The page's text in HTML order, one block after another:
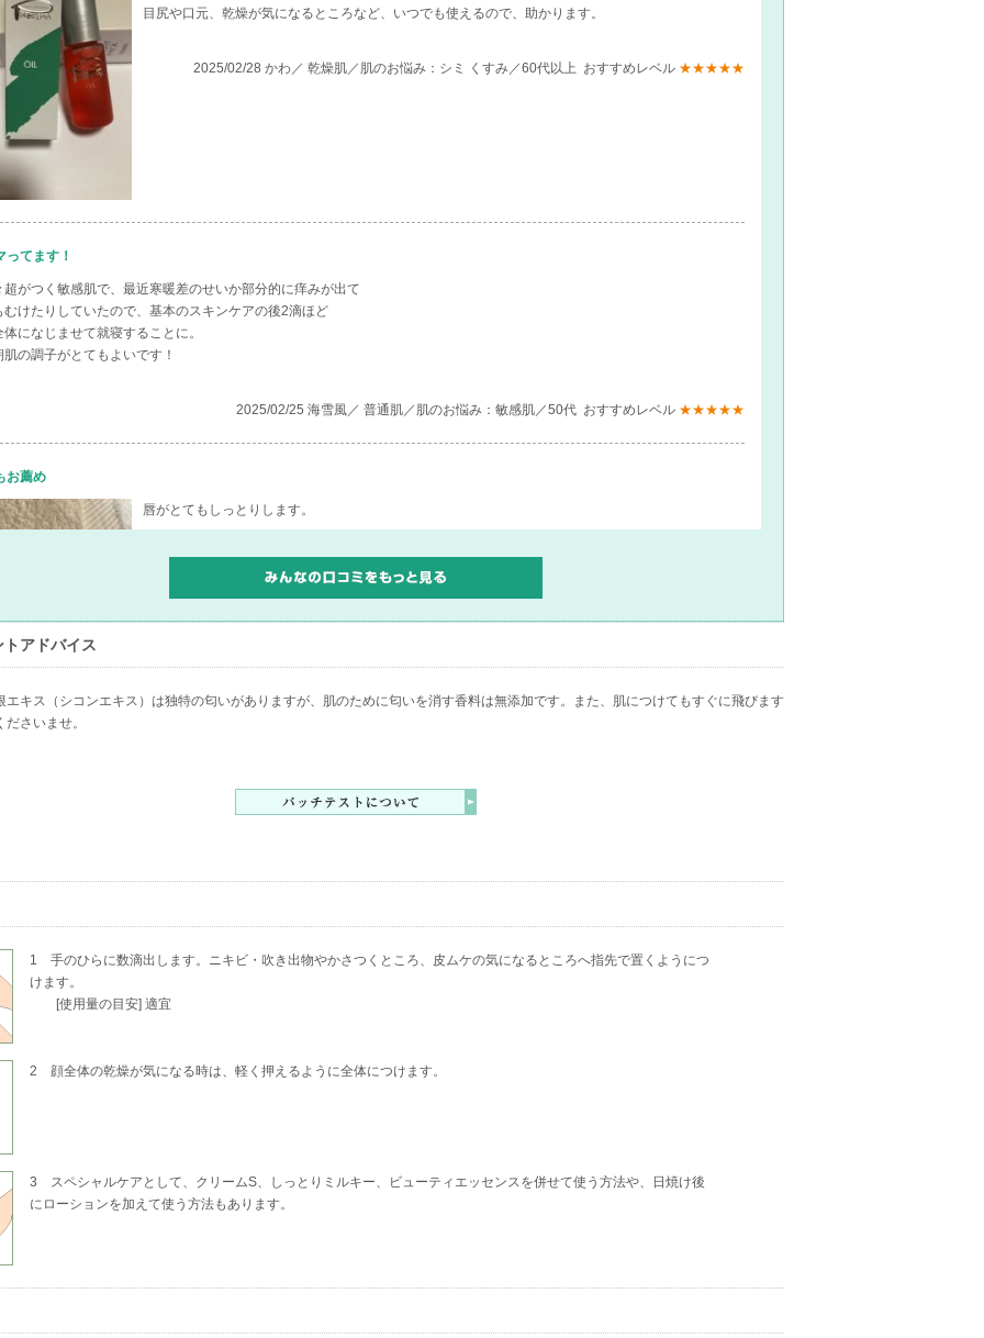
目尻や口元、乾燥が気になるところなど、いつでも使えるので、助かります。
2025/02/28 かわ／ 乾燥肌／肌のお悩み：シミ くすみ／60代以上 おすすめレベル ★★★★★
ってます！
超がつく敏感肌で、最近寒暖差のせいか部分的に痒みが出て
むけたりしていたので、基本のスキンケアの後2滴ほど
体になじませて就寝することに。
肌の調子がとてもよいです！
2025/02/25 海雪風／ 普通肌／肌のお悩み：敏感肌／50代 おすすめレベル ★★★★★
お薦め
唇がとてもしっとりします。
の味方
日の状態に合わせて、ピンポイントで使ったり、
体に使ったりしています。
ビの炎症が抑えられて、早く落ち着くような気がします。
が落ち着きます
ビ、吹き出物がある時に、洗顔後チョンチョンとつけると、
で落ち着きます！
すごい！！と思ってしまいます！
トアドバイス
キス（シコンエキス）は独特の匂いがありますが、肌のために匂いを消す香料は無添加です。また、肌につけてもすぐに飛びます
さいませ。
1 手のひらに数滴出します。ニキビ・吹き出物やかさつくところ、皮ムケの気になるところへ指先で置くようにつ
けます。
[使用量の目安] 適宜
2 顔全体の乾燥が気になる時は、軽く押えるように全体につけます。
3 スペシャルケアとして、クリームS、しっとりミルキー、ビューティエッセンスを併せて使う方法や、日焼け後
にローションを加えて使う方法もあります。